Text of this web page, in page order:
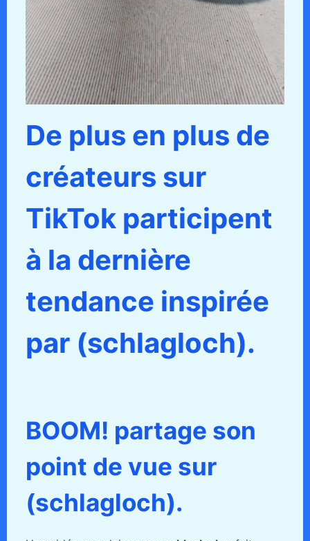
De plus en plus de
créateurs sur
TikTok participent
à la dernière
tendance inspirée
par (schlagloch).
BOOM! partage son
point de vue sur
(schlagloch).